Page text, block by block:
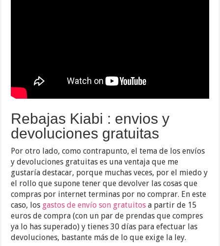
Rebajas Kiabi : envios y
devoluciones gratuitas
Por otro lado, como contrapunto, el tema de los envíos
y devoluciones gratuitas es una ventaja que me
gustaría destacar, porque muchas veces, por el miedo y
el rollo que supone tener que devolver las cosas que
compras por internet terminas por no comprar. En este
caso, los gastos de envío son gratuitos a partir de 15
euros de compra (con un par de prendas que compres
ya lo has superado) y tienes 30 días para efectuar las
devoluciones, bastante más de lo que exige la ley.